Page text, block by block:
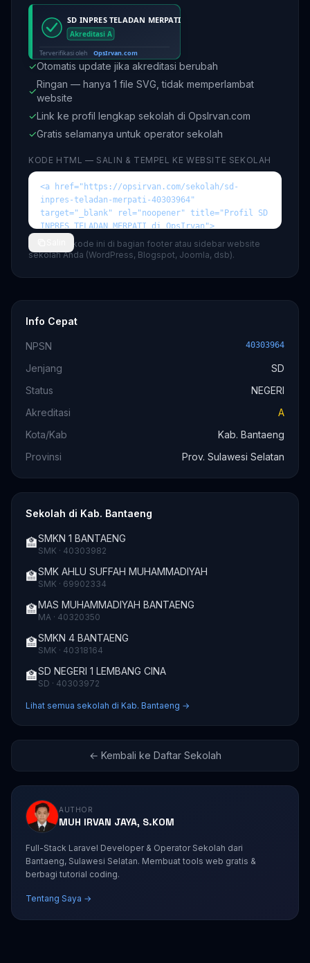
✓Otomatis update jika akreditasi berubah
✓
Ringan — hanya 1 file SVG, tidak memperlambat
website
✓Link ke profil lengkap sekolah di OpsIrvan.com
✓Gratis selamanya untuk operator sekolah
KODE HTML — SALIN & TEMPEL KE WEBSITE SEKOLAH
💡 Tempel kode ini di bagian footer atau sidebar website
sekolah Anda (WordPress, Blogspot, Joomla, dsb).
Info Cepat
NPSN 40303964
Jenjang
SD
Status
NEGERI
Akreditasi
A
Kota/Kab
Kab. Bantaeng
Provinsi
Prov. Sulawesi Selatan
Sekolah di Kab. Bantaeng
🏫SMKN 1 BANTAENG
SMK · 40303982
🏫SMK AHLU SUFFAH MUHAMMADIYAH
SMK · 69902334
🏫MAS MUHAMMADIYAH BANTAENG
MA · 40320350
🏫SMKN 4 BANTAENG
SMK · 40318164
🏫SD NEGERI 1 LEMBANG CINA
SD · 40303972
Lihat semua sekolah di Kab. Bantaeng →
← Kembali ke Daftar Sekolah
AUTHOR
MUH IRVAN JAYA, S.KOM
Full-Stack Laravel Developer & Operator Sekolah dari
Bantaeng, Sulawesi Selatan. Membuat tools web gratis &
berbagi tutorial coding.
Tentang Saya →